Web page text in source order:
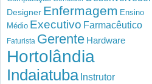
Designer Enfermagem Ensino
Médio Executivo Farmacêutico
Faturista Gerente Hardware
Hortolândia
Indaiatuba Instrutor